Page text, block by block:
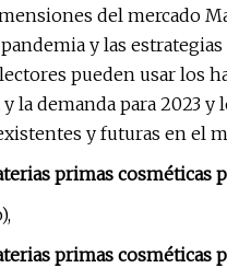
del mercado
y las
pueden usar los
la demanda para 2023
y futuras en el
primas cosméticas
primas cosméticas